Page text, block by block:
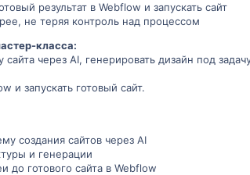
результат в Webflow и запускать сайт
не теряя контроль над процессом
класса:
сайта через AI, генерировать дизайн под
и запускать готовый сайт.
создания сайтов через AI
и генерации
до готового сайта в Webflow